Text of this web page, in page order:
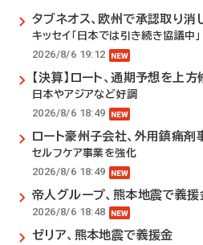
タブネオス、欧州で承認取り消
キッセイ「日本では引き続き協議中」
2026/8/6 19:12
【決算】ロート、通期予想を上方
日本やアジアなど好調
2026/8/6 18:49
ロート豪州子会社、外用鎮痛剤
セルフケア事業を強化
2026/8/6 18:49
帝人グループ、熊本地震で義援
2026/8/6 18:48
ゼリア、熊本地震で義援金